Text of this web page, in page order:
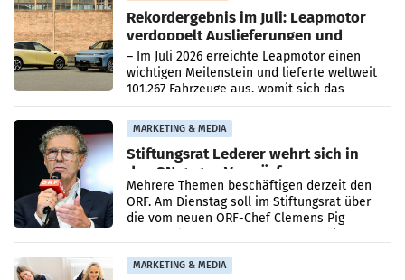
Rekordergebnis im Juli: Leapmotor
verdoppelt Auslieferungen und
überschreitet die 100.000er-Marke
– Im Juli 2026 erreichte Leapmotor einen
wichtigen Meilenstein und lieferte weltweit
101.267 Fahrzeuge aus, womit sich das
Ergebnis gegenüber Juli 2025 mehr als
verdoppelte (+102
MARKETING & MEDIA
Stiftungsrat Lederer wehrt sich in
den SN gegen Vorwürfe
Mehrere Themen beschäftigen derzeit den
ORF. Am Dienstag soll im Stiftungsrat über
die vom neuen ORF-Chef Clemens Pig
MARKETING & MEDIA